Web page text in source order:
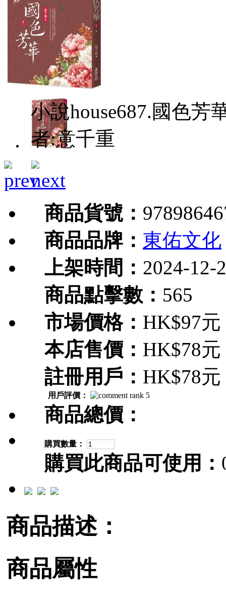
小說house687.國色芳
者:意千重
商品貨號：
商品品牌： 東佑文化
上架時間： 2024-12-
商品點擊數： 565
市場價格： HK$97元
本店售價： HK$78元
註冊用戶： HK$78元
用戶評價：
商品總價：
購買數量：
購買此商品可使用：
商品描述：
商品屬性